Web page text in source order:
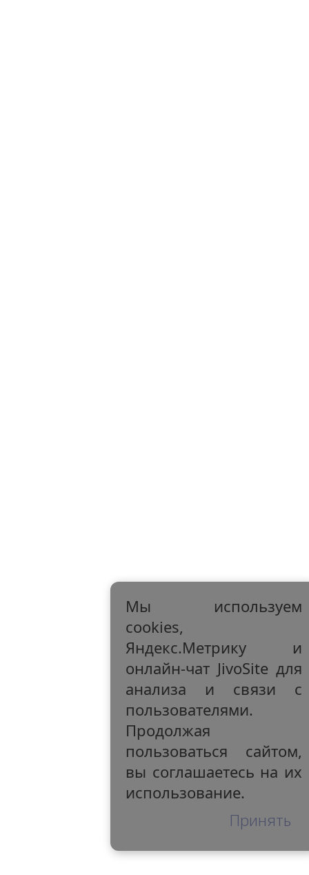
Мы используем
cookies,
Яндекс.Метрику и
онлайн-чат JivoSite для
анализа и связи с
пользователями.
Продолжая
пользоваться сайтом,
вы соглашаетесь на их
использование.
Принять